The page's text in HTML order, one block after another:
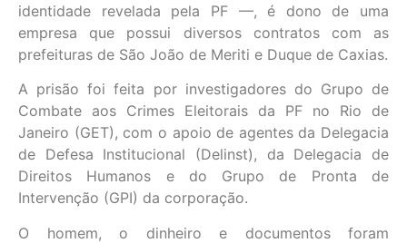
identidade revelada pela PF —, é dono de uma
empresa que possui diversos contratos com as
prefeituras de São João de Meriti e Duque de Caxias.
A prisão foi feita por investigadores do Grupo de
Combate aos Crimes Eleitorais da PF no Rio de
Janeiro (GET), com o apoio de agentes da Delegacia
de Defesa Institucional (Delinst), da Delegacia de
Direitos Humanos e do Grupo de Pronta de
Intervenção (GPI) da corporação.
O homem, o dinheiro e documentos foram